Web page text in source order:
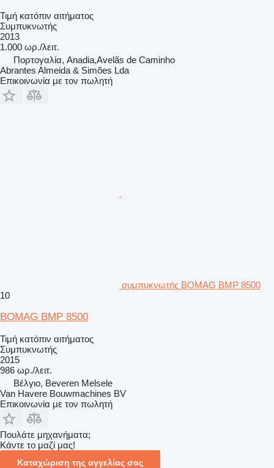
Τιμή κατόπιν αιτήματος
Συμπυκνωτής
2013
1.000 ωρ./λειτ.
Πορτογαλία, Anadia,Avelãs de Caminho
Abrantes Almeida & Simões Lda
Επικοινωνία με τον πωλητή
συμπυκνωτής BOMAG BMP 8500
10
BOMAG BMP 8500
Τιμή κατόπιν αιτήματος
Συμπυκνωτής
2015
986 ωρ./λειτ.
Βέλγιο, Beveren Melsele
Van Havere Bouwmachines BV
Επικοινωνία με τον πωλητή
Πουλάτε μηχανήματα;
Κάντε το μαζί μας!
Καταχώριση της αγγελίας σας